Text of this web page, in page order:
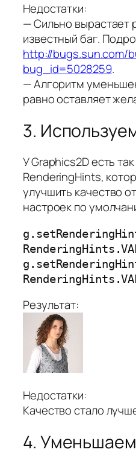
Недостатки:
— Сильно вырастает
известный баг.
http://bugs.sun.com/
bug_id=5028259.
— Алгоритм
равно оставляет
3.
У Graphics2D есть
RenderingHints,
улучшить качество
настроек по
Результат:
Недостатки:
Качество стало
4.